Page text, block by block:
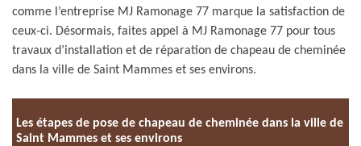
comme l’entreprise MJ Ramonage 77 marque la satisfaction de
ceux-ci. Désormais, faites appel à MJ Ramonage 77 pour tous
travaux d’installation et de réparation de chapeau de cheminée
dans la ville de Saint Mammes et ses environs.
Les étapes de pose de chapeau de cheminée dans la ville de
Saint Mammes et ses environs